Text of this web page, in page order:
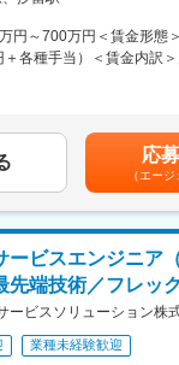
様々なデバイスを取り扱
スタイルですので、柔軟な
せん。
ス以外にも、マーケティ
スなどといった様々な職
ざいます。また、女性活
帰し活躍している社員も
ント” にて、家庭用医療機
事です。
客様の健康をサポートしな
ース設営（機材配置・
単なヒアリング（肩こり、
の体験サポート（安全確認
案内・成約後フォロー
均450名
悩みを聞いて寄り添う」
家庭用医療機器「プレセ
円～700万円＜賃金形態
各種手当）＜賃金内訳＞
力などを考慮の上決定※
ィブとして支給※現社員は
進し月給30万円以上＋
。※社員の年収例：入社
はあくまでも目安の金額
ります。月給(月額)は固
応
（エー
ービスエンジニア
先端技術／フレッ
ービスソリューション株
業種未経験歓迎